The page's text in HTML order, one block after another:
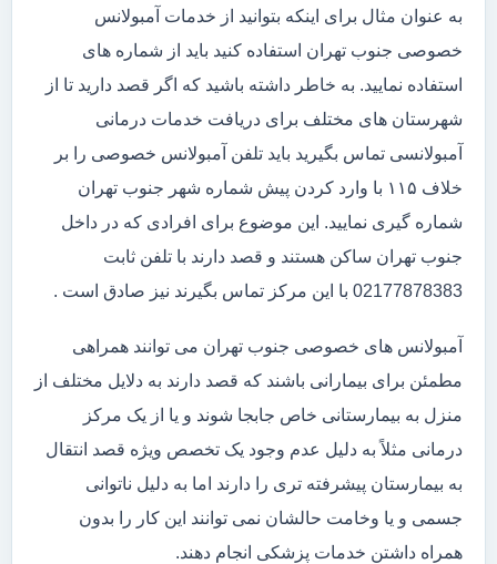
به عنوان مثال برای اینکه بتوانید از خدمات آمبولانس
خصوصی جنوب تهران استفاده کنید باید از شماره های
استفاده نمایید. به خاطر داشته باشید که اگر قصد دارید تا از
شهرستان های مختلف برای دریافت خدمات درمانی
آمبولانسی تماس بگیرید باید تلفن آمبولانس خصوصی را بر
خلاف ۱۱۵ با وارد کردن پیش شماره شهر جنوب تهران
شماره گیری نمایید. این موضوع برای افرادی که در داخل
جنوب تهران ساکن هستند و قصد دارند با تلفن ثابت
02177878383 با این مرکز تماس بگیرند نیز صادق است .
آمبولانس های خصوصی جنوب تهران می توانند همراهی
مطمئن برای بیمارانی باشند که قصد دارند به دلایل مختلف از
منزل به بیمارستانی خاص جابجا شوند و یا از یک مرکز
درمانی مثلاً به دلیل عدم وجود یک تخصص ویژه قصد انتقال
به بیمارستان پیشرفته تری را دارند اما به دلیل ناتوانی
جسمی و یا وخامت حالشان نمی توانند این کار را بدون
همراه داشتن خدمات پزشکی انجام دهند.